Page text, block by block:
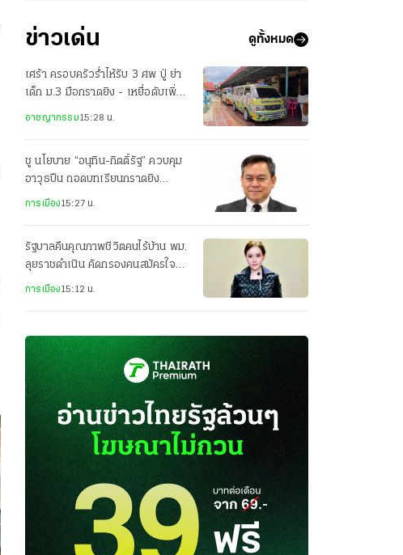
ข่าวเด่น ดูทั้งหมด
เศร้า ครอบครัวร่ำไห้รับ 3 ศพ ปู่ ย่า
เด็ก ม.3 มือกราดยิง - เหยื่อดับเพิ่ม
อาชญากรรม15:28 น.
ชู นโยบาย “อนุทิน-กิตติ์รัฐ” ควบคุม
อาวุธปืน ถอดบทเรียนกราดยิง
เทพศิรินทร์
การเมือง15:27 น.
รัฐบาลคืนคุณภาพชีวิตคนไร้บ้าน พม.
ลุยราชดำเนิน คัดกรองคนสมัครใจ
เข้าศูนย์ฯ ฟื้นสุขภาพ–สร้างอาชีพ
การเมือง15:12 น.